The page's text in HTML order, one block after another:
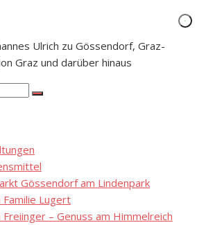
Ulrich zu Gössendorf, Graz-
Graz und darüber hinaus
Search
Gössendorf am Lindenpark
Lugert
– Genuss am Himmelreich